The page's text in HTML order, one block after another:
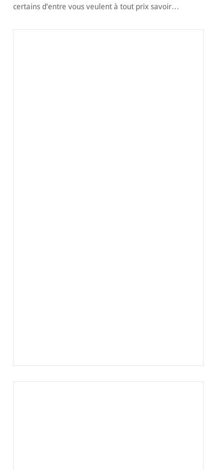
certains d’entre vous veulent à tout prix savoir…